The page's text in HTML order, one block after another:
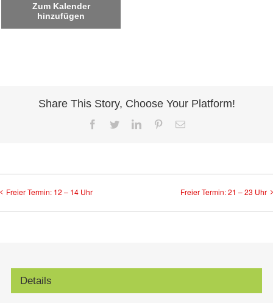
Zum Kalender
hinzufügen
Share This Story, Choose Your Platform!
Facebook
TwitterLinkedInPinterest
E-
Freier Termin: 12 – 14 Uhr Freier Termin: 21 – 23 Uhr
Details